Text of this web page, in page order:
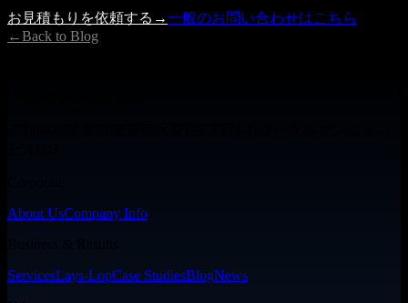
お見積もりを依頼する →一般のお問い合わせはこちら
←Back to Blog
About UsCompany Info
ServicesLays-LopCase StudiesBlogNews